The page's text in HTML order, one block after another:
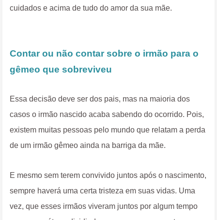
cuidados e acima de tudo do amor da sua mãe.
Contar ou não contar sobre o irmão para o
gêmeo que sobreviveu
Essa decisão deve ser dos pais, mas na maioria dos
casos o irmão nascido acaba sabendo do ocorrido. Pois,
existem muitas pessoas pelo mundo que relatam a perda
de um irmão gêmeo ainda na barriga da mãe.
E mesmo sem terem convivido juntos após o nascimento,
sempre haverá uma certa tristeza em suas vidas. Uma
vez, que esses irmãos viveram juntos por algum tempo